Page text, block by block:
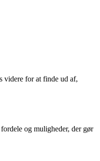
videre for at finde ud af,
og muligheder, der gør